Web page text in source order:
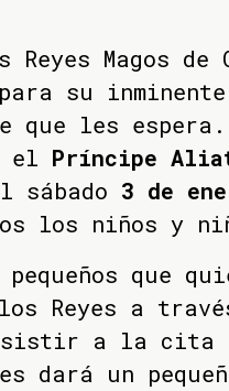
Reyes Magos
su
que les
el Príncipe
sábado 3 de
los niños y
que
Reyes a
a la cita
dará un